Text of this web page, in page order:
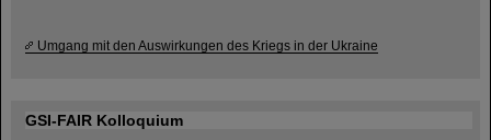
Umgang mit den Auswirkungen des Kriegs in der Ukraine
GSI-FAIR Kolloquium